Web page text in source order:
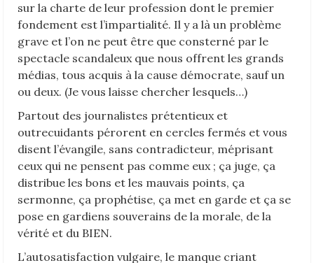
sur la charte de leur profession dont le premier
fondement est l’impartialité. Il y a là un problème
grave et l’on ne peut être que consterné par le
spectacle scandaleux que nous offrent les grands
médias, tous acquis à la cause démocrate, sauf un
ou deux. (Je vous laisse chercher lesquels…)
Partout des journalistes prétentieux et
outrecuidants pérorent en cercles fermés et vous
disent l’évangile, sans contradicteur, méprisant
ceux qui ne pensent pas comme eux ; ça juge, ça
distribue les bons et les mauvais points, ça
sermonne, ça prophétise, ça met en garde et ça se
pose en gardiens souverains de la morale, de la
vérité et du BIEN.
L’autosatisfaction vulgaire, le manque criant